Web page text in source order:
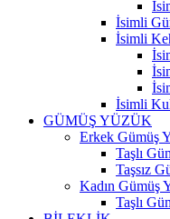
İsimli
İsimli
İsimli
GÜMÜŞ YÜZÜK
Erkek Gümüş
Taşlı
Taşsız
Kadın Gümüş
Taşlı